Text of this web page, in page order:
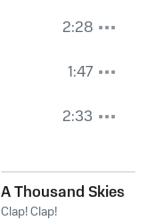
2:28
1:47
2:33
A Thousand Skies
Clap! Clap!